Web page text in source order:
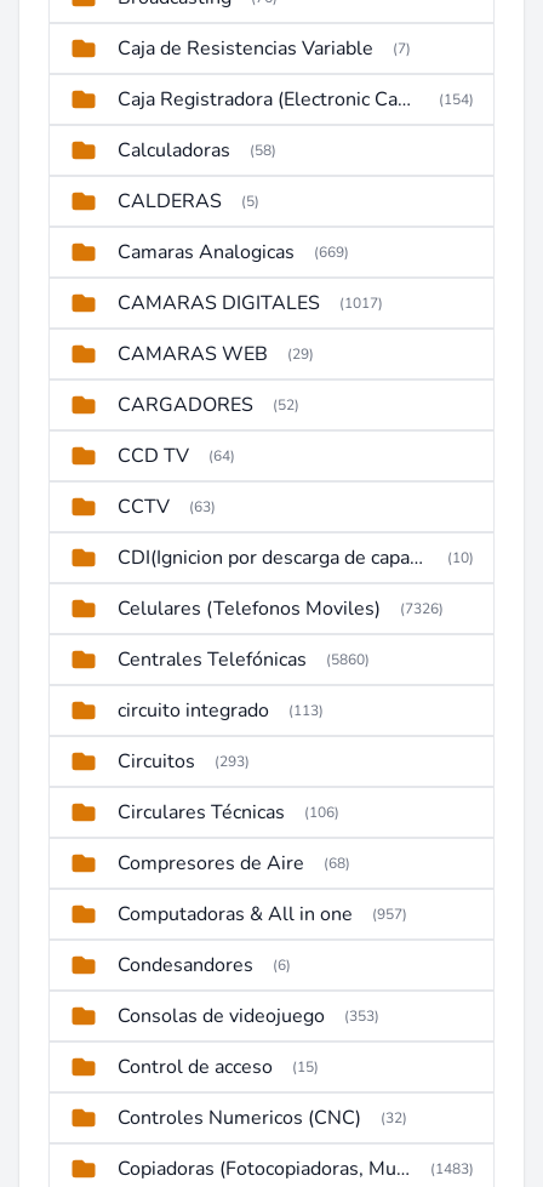
Caja de Resistencias Variable (7)
Caja Registradora (Electronic Cash Register) (154)
Calculadoras (58)
CALDERAS (5)
Camaras Analogicas (669)
CAMARAS DIGITALES (1017)
CAMARAS WEB (29)
CARGADORES (52)
CCD TV (64)
CCTV (63)
CDI(Ignicion por descarga de capacitor) (10)
Celulares (Telefonos Moviles) (7326)
Centrales Telefónicas (5860)
circuito integrado (113)
Circuitos (293)
Circulares Técnicas (106)
Compresores de Aire (68)
Computadoras & All in one (957)
Condesandores (6)
Consolas de videojuego (353)
Control de acceso (15)
Controles Numericos (CNC) (32)
Copiadoras (Fotocopiadoras, Multifunctions, Ploter, etc) (1483)